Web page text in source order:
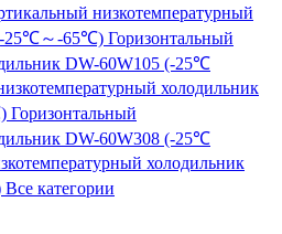
низкотемпературный
(-25℃～-65℃) Горизонтальный
DW-60W105 (-25℃
холодильник
Горизонтальный
DW-60W308 (-25℃
холодильник
Все категории